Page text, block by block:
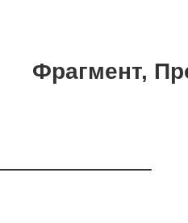
Фрагмент,